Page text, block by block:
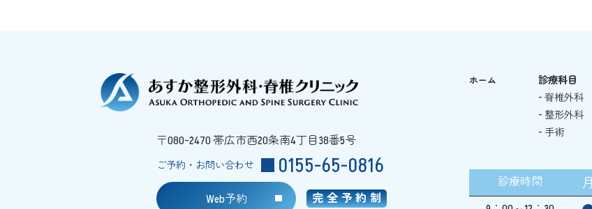
〒080-2470 帯広市西20条南4丁目38番5号
ご予約・お問い合わせ 0155-65-0816
Web予約 完全予約制
ホーム
診療科目
- 脊椎外科
- 整形外科
- 手術
診療時間 月